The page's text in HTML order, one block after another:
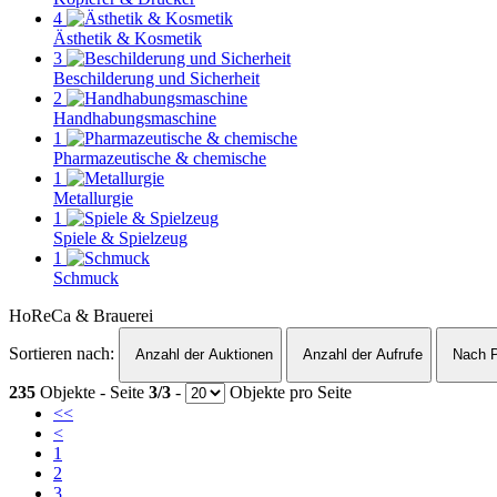
4
Ästhetik & Kosmetik
3
Beschilderung und Sicherheit
2
Handhabungsmaschine
1
Pharmazeutische & chemische
1
Metallurgie
1
Spiele & Spielzeug
1
Schmuck
HoReCa & Brauerei
Sortieren nach:
Anzahl der Auktionen Anzahl der Aufrufe Nach
235 Objekte - Seite 3/3 -
Objekte pro Seite
<<
<
1
2
3